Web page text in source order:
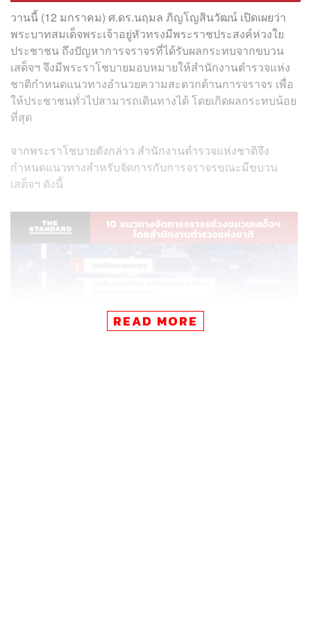
วานนี้ (12 มกราคม) ศ.ดร.นฤมล ภิญโญสินวัฒน์ เปิดเผยว่า
พระบาทสมเด็จพระเจ้าอยู่หัวทรงมีพระราชประสงค์ห่วงใย
ประชาชน ถึงปัญหาการจราจรที่ได้รับผลกระทบจากขบวน
เสด็จฯ จึงมีพระราโชบายมอบหมายให้สำนักงานตำรวจแห่ง
ชาติกำหนดแนวทางอำนวยความสะดวกด้านการจราจร เพื่อ
ให้ประชาชนทั่วไปสามารถเดินทางได้ โดยเกิดผลกระทบน้อย
ที่สุด
จากพระราโชบายดังกล่าว สำนักงานตำรวจแห่งชาติจึง
กำหนดแนวทางสำหรับจัดการกับการจราจรขณะมีขบวน
เสด็จฯ ดังนี้
READ MORE